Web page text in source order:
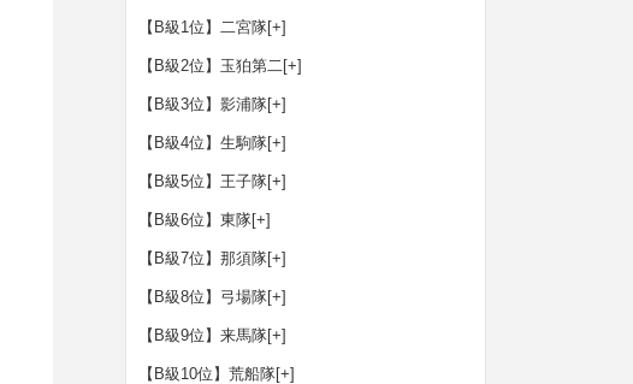
【B級1位】二宮隊[+]
【B級2位】玉狛第二[+]
【B級3位】影浦隊[+]
【B級4位】生駒隊[+]
【B級5位】王子隊[+]
【B級6位】東隊[+]
【B級7位】那須隊[+]
【B級8位】弓場隊[+]
【B級9位】来馬隊[+]
【B級10位】荒船隊[+]